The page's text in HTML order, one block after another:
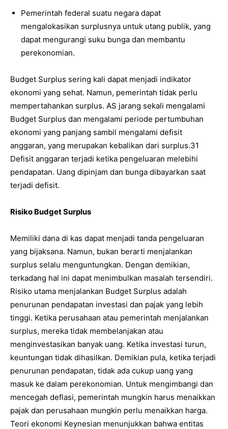
Pemerintah federal suatu negara dapat
mengalokasikan surplusnya untuk utang publik, yang
dapat mengurangi suku bunga dan membantu
perekonomian.
Budget Surplus sering kali dapat menjadi indikator
ekonomi yang sehat. Namun, pemerintah tidak perlu
mempertahankan surplus. AS jarang sekali mengalami
Budget Surplus dan mengalami periode pertumbuhan
ekonomi yang panjang sambil mengalami defisit
anggaran, yang merupakan kebalikan dari surplus.31
Defisit anggaran terjadi ketika pengeluaran melebihi
pendapatan. Uang dipinjam dan bunga dibayarkan saat
terjadi defisit.
Risiko Budget Surplus
Memiliki dana di kas dapat menjadi tanda pengeluaran
yang bijaksana. Namun, bukan berarti menjalankan
surplus selalu menguntungkan. Dengan demikian,
terkadang hal ini dapat menimbulkan masalah tersendiri.
Risiko utama menjalankan Budget Surplus adalah
penurunan pendapatan investasi dan pajak yang lebih
tinggi. Ketika perusahaan atau pemerintah menjalankan
surplus, mereka tidak membelanjakan atau
menginvestasikan banyak uang. Ketika investasi turun,
keuntungan tidak dihasilkan. Demikian pula, ketika terjadi
penurunan pendapatan, tidak ada cukup uang yang
masuk ke dalam perekonomian. Untuk mengimbangi dan
mencegah deflasi, pemerintah mungkin harus menaikkan
pajak dan perusahaan mungkin perlu menaikkan harga.
Teori ekonomi Keynesian menunjukkan bahwa entitas